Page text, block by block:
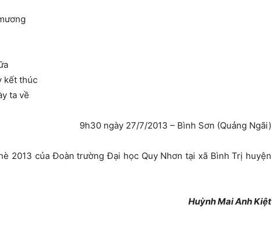
kết thúc
ta về
9h30 ngày 27/7/2013 – Bình Sơn (Quảng Ngãi)
2013 của Đoàn trường Đại học Quy Nhơn tại xã Bình Trị huyện
Huỳnh Mai Anh Kiệt